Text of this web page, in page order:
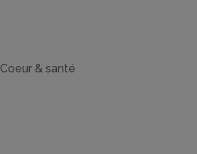
Coeur & santé